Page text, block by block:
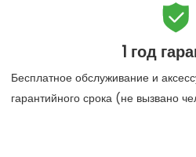

1 год
Бесплатное обслуживание и
гарантийного срока (не вызвано